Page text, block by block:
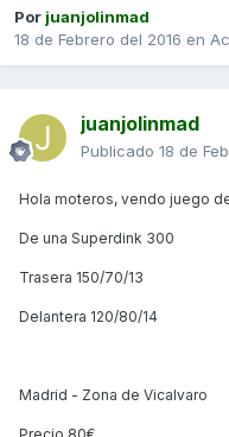
Por juanjolinmad
18 de Febrero del 2016 en
juanjolinmad
Publicado 18 de
Hola moteros, vendo juego
De una Superdink 300
Trasera 150/70/13
Delantera 120/80/14
Madrid - Zona de Vicalvaro